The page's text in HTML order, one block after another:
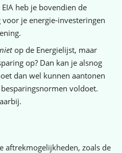
heb je bovendien de
je energie-investeringen
nietop de Energielijst, maar
op? Dan kan je alsnog
dan wel kunnen aantonen
voldoet.
aftrekmogelijkheden, zoals de